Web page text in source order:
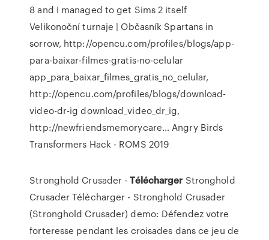
8 and I managed to get Sims 2 itself
Velikonoční turnaje | Občasník Spartans in
sorrow, http://opencu.com/profiles/blogs/app-
para-baixar-filmes-gratis-no-celular
app_para_baixar_filmes_gratis_no_celular,
http://opencu.com/profiles/blogs/download-
video-dr-ig download_video_dr_ig,
http://newfriendsmemorycare…Angry Birds
Transformers Hack - ROMS 2019
Stronghold Crusader -Télécharger Stronghold
Crusader Télécharger - Stronghold Crusader
(Stronghold Crusader) demo: Défendez votre
forteresse pendant les croisades dans ce jeu de